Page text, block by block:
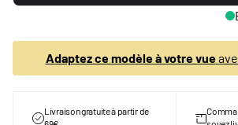
Adaptez ce modèle à votre vue
Livraison gratuite à partir de